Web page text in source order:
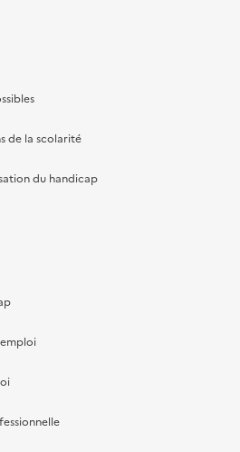
de la scolarité
du handicap